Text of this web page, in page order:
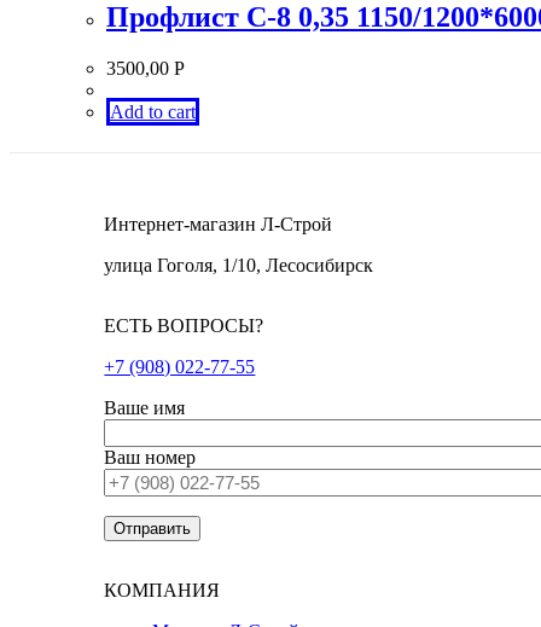
Профлист С-8 0,35 1150/
3500,00 Р
Add to cart
Интернет-магазин Л-Строй
улица Гоголя, 1/10, Лесосибирск
ЕСТЬ ВОПРОСЫ?
+7 (908) 022-77-55
Ваше имя
Ваш номер
КОМПАНИЯ